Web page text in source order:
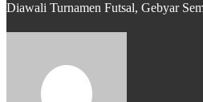
Diawali Turnamen Futsal, Gebyar